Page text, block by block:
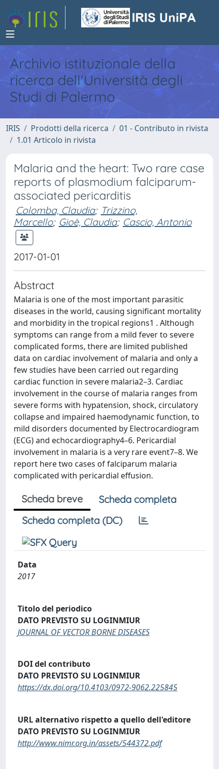
Archivio istituzionale della
ricerca dell'Università degli
Studi di Palermo
IRIS Prodotti della ricerca
01 - Contributo in rivista
1.01 Articolo in rivista
Malaria and the heart: Two rare case
reports of plasmodium falciparum-
associated pericarditis
Colomba, Claudia; Trizzino,
Marcello; Gioè, Claudia; Cascio, Antonio
2017-01-01
Abstract
Malaria is one of the most important parasitic
diseases in the world, causing significant mortality
and morbidity in the tropical regions1 . Although
symptoms can range from a mild fever to severe
complicated forms, there are limited published
data on cardiac involvement of malaria and only a
few studies have been carried out regarding
cardiac function in severe malaria2–3. Cardiac
involvement in the course of malaria ranges from
severe forms with hypatension, shock, circulatory
collapse and impaired haemodynamic function, to
mild disorders documented by Electrocardiogram
(ECG) and echocardiography4–6. Pericardial
involvement in malaria is a very rare event7–8. We
report here two cases of falciparum malaria
complicated with pericardial effusion.
Scheda breve
Scheda completa
Scheda completa (DC)
Data
2017
Titolo del periodico
DATO PREVISTO SU LOGINMIUR
JOURNAL OF VECTOR BORNE DISEASES
DOI del contributo
DATO PREVISTO SU LOGINMIUR
https://dx.doi.org/10.4103/0972-9062.225845
URL alternativo rispetto a quello dell'editore
DATO PREVISTO SU LOGINMIUR
http://www.nimr.org.in/assets/544372.pdf